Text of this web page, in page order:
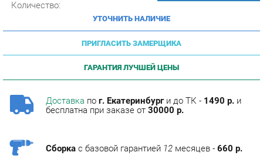
ПРИГЛАСИТЬ ЗАМЕРЩИКА
ГАРАНТИЯ ЛУЧШЕЙ ЦЕНЫ
по г. Екатеринбурги до ТК -
бесплатна при заказе от30000 р.
Подъём на этаж - 200 р. Без лифта - 3 рубля за кг.